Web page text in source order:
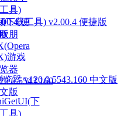
下载工具) v2.00.4 便捷版
器 v120.0.5543.160 中文版